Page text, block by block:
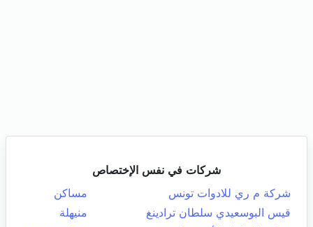
شركات في نفس الإختصاص
شركة م ري للادوات تونس
مساكن
قيس البوسعيدي سلطان ترادينغ
منيهلة